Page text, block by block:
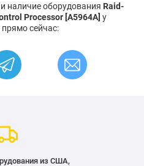
наличие оборудования Raid-
Processor [A5964A] у
сейчас:
из США,